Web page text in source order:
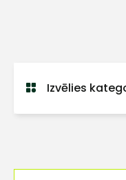
Izvēlies